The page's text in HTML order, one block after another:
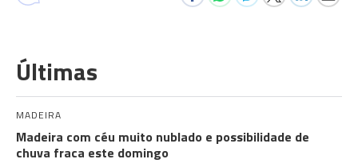
Últimas
MADEIRA
Madeira com céu muito nublado e possibilidade de
chuva fraca este domingo